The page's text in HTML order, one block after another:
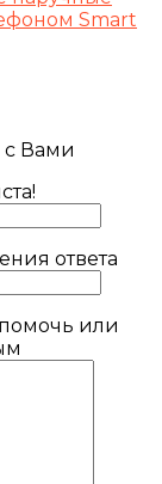
Smart
Вами
ответа
или